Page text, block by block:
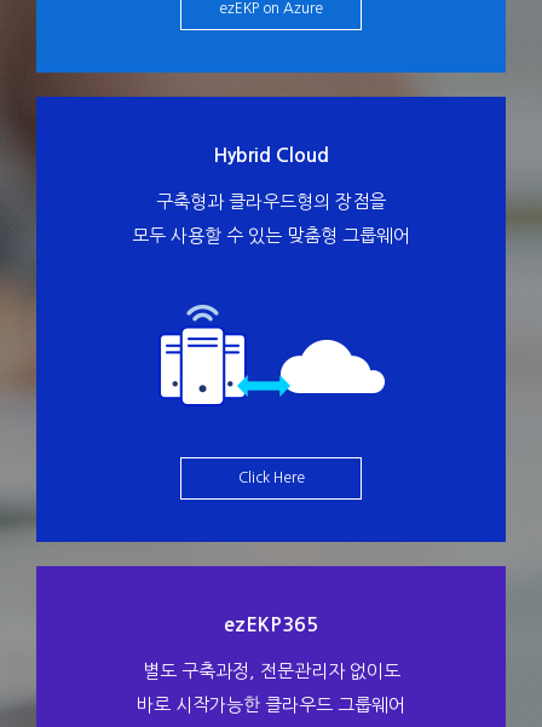
ezEKP on Azure
Hybrid Cloud
구축형과 클라우드형의 장점을
모두 사용할 수 있는 맞춤형 그룹웨어
Click Here
ezEKP365
별도 구축과정, 전문관리자 없이도
바로 시작가능한 클라우드 그룹웨어